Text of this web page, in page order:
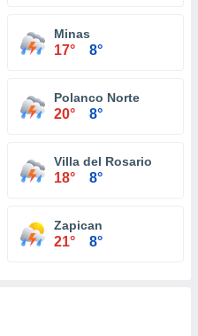
Minas
17° 8°
Polanco Norte
20° 8°
Villa del Rosario
18° 8°
Zapican
21° 8°